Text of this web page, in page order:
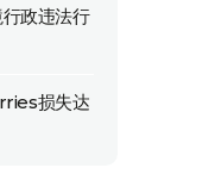
政违法行
损失达